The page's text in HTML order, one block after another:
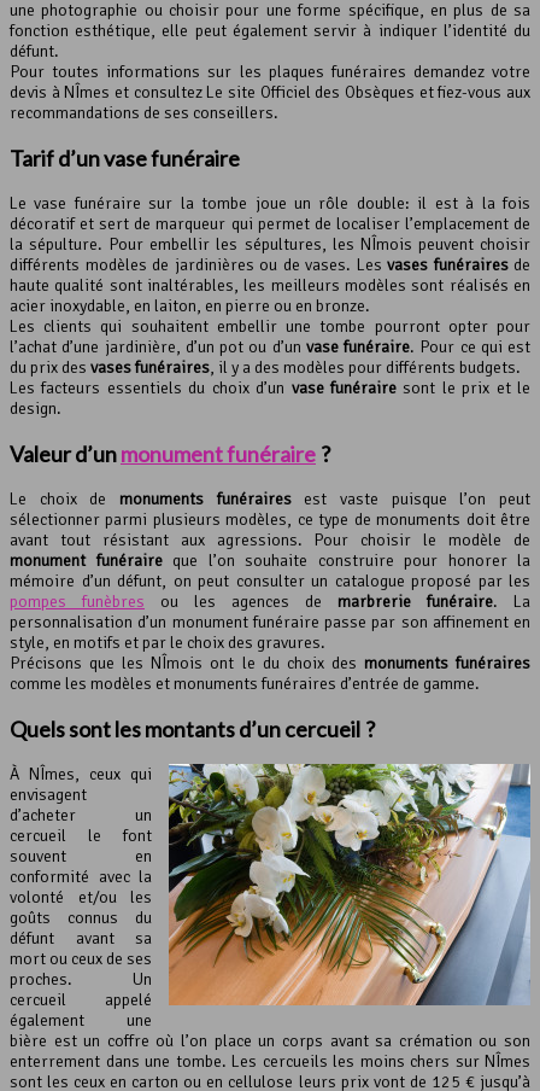
une photographie ou choisir pour une forme spécifique, en plus de sa
fonction esthétique, elle peut également servir à indiquer l’identité du
défunt.
Pour toutes informations sur les plaques funéraires demandez votre
devis à NÎmes et consultez Le site Officiel des Obsèques et fiez-vous aux
recommandations de ses conseillers.
Tarif d’un vase funéraire
Le vase funéraire sur la tombe joue un rôle double: il est à la fois
décoratif et sert de marqueur qui permet de localiser l’emplacement de
la sépulture. Pour embellir les sépultures, les NÎmois peuvent choisir
différents modèles de jardinières ou de vases. Les vases funérairesde
haute qualité sont inaltérables, les meilleurs modèles sont réalisés en
acier inoxydable, en laiton, en pierre ou en bronze.
Les clients qui souhaitent embellir une tombe pourront opter pour
l’achat d’une jardinière, d’un pot ou d’un vase funéraire. Pour ce qui est
du prix des vases funéraires, il y a des modèles pour différents budgets.
Les facteurs essentiels du choix d’un vase funérairesont le prix et le
design.
Valeur d’unmonument funéraire ?
Le choix de monuments funérairesest vaste puisque l’on peut
sélectionner parmi plusieurs modèles, ce type de monuments doit être
avant tout résistant aux agressions. Pour choisir le modèle de
monument funéraireque l’on souhaite construire pour honorer la
mémoire d’un défunt, on peut consulter un catalogue proposé par les
pompes funèbres ou les agences de marbrerie funéraire. La
personnalisation d’un monument funéraire passe par son affinement en
style, en motifs et par le choix des gravures.
Précisons que les NÎmois ont le du choix des monuments funéraires
comme les modèles et monuments funéraires d’entrée de gamme.
Quels sont les montants d’un cercueil ?
À NÎmes, ceux qui
envisagent
d’acheter un
cercueil le font
souvent en
conformité avec la
volonté et/ou les
goûts connus du
défunt avant sa
mort ou ceux de ses
proches. Un
cercueil appelé
également une
bière est un coffre où l’on place un corps avant sa crémation ou son
enterrement dans une tombe. Les cercueils les moins chers sur NÎmes
sont les ceux en carton ou en cellulose leurs prix vont de 125 € jusqu’à